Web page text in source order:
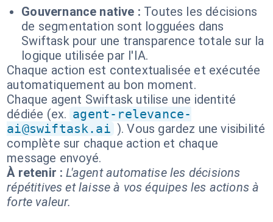
Gouvernance native : Toutes les décisions
de segmentation sont logguées dans
Swiftask pour une transparence totale sur la
logique utilisée par l'IA.
Chaque action est contextualisée et exécutée
automatiquement au bon moment.
Chaque agent Swiftask utilise une identité
dédiée (ex. agent-relevance-
ai@swiftask.ai ). Vous gardez une visibilité
complète sur chaque action et chaque
message envoyé.
À retenir : L'agent automatise les décisions
répétitives et laisse à vos équipes les actions à
forte valeur.